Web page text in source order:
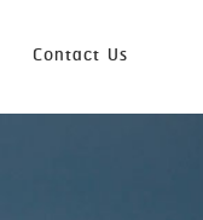
Contact Us